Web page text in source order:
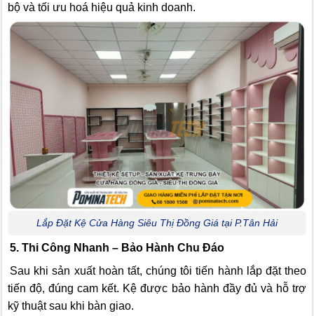
bộ và tối ưu hoá hiệu quả kinh doanh.
Lắp Đặt Kệ Cửa Hàng Siêu Thị Đồng Giá tại P.Tân Hải
5. Thi Công Nhanh – Bảo Hành Chu Đáo
Sau khi sản xuất hoàn tất, chúng tôi tiến hành lắp đặt theo
tiến độ, đúng cam kết. Kệ được bảo hành đầy đủ và hỗ trợ
kỹ thuật sau khi bàn giao.